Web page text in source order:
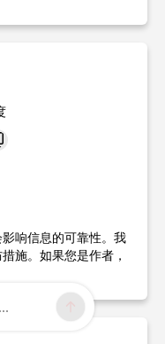
响信息的可靠性。我
施。如果您是作者，